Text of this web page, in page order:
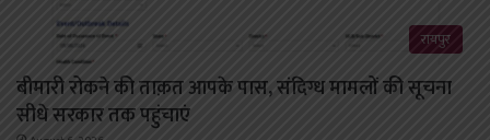
रायपुर
बीमारी रोकने की ताक़त आपके पास, संदिग्ध मामलों की सूचना
सीधे सरकार तक पहुंचाएं